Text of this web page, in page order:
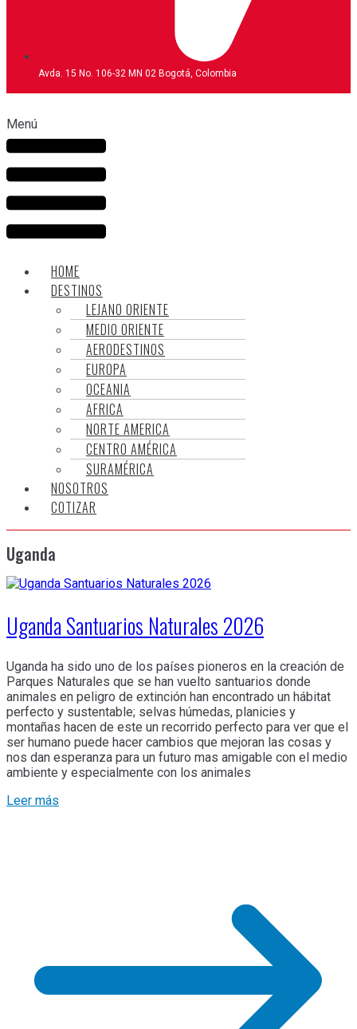
Avda. 15 No. 106-32 MN 02 Bogotá, Colombia
Menú
HOME
DESTINOS
LEJANO ORIENTE
MEDIO ORIENTE
AERODESTINOS
EUROPA
OCEANIA
AFRICA
NORTE AMERICA
CENTRO AMÉRICA
SURAMÉRICA
NOSOTROS
COTIZAR
Uganda
Uganda Santuarios Naturales 2026
Uganda ha sido uno de los países pioneros en la creación de
Parques Naturales que se han vuelto santuarios donde
animales en peligro de extinción han encontrado un hábitat
perfecto y sustentable; selvas húmedas, planicies y
montañas hacen de este un recorrido perfecto para ver que el
ser humano puede hacer cambios que mejoran las cosas y
nos dan esperanza para un futuro mas amigable con el medio
ambiente y especialmente con los animales
Leer más